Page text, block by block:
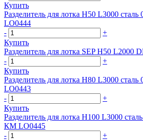
Купить
Разделитель для лотка H50 L3000
LO0444
-
+
Купить
Разделитель для лотка SEP H50 L2000
-
+
Купить
Разделитель для лотка H80 L3000
LO0443
-
+
Купить
Разделитель для лотка H100 L3000
КМ LO0445
-
+